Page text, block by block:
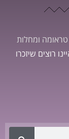
ומחלות
רוצים שיזכרו